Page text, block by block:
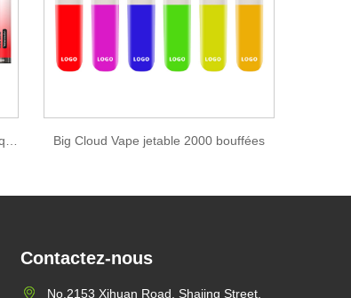
Big Cloud Vape jetable 2000 bouffées
Contactez-nous
No.2153 Xihuan Road, Shajing Street,